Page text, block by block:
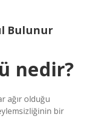
Bulunur
nedir?
ağır olduğu
bir